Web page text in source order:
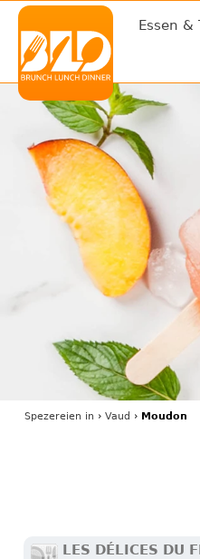
Essen &
Spezereien in › Vaud › Moudon
LES DÉLICES DU